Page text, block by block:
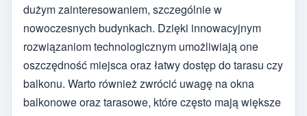
dużym zainteresowaniem, szczególnie w
nowoczesnych budynkach. Dzięki innowacyjnym
rozwiązaniom technologicznym umożliwiają one
oszczędność miejsca oraz łatwy dostęp do tarasu czy
balkonu. Warto również zwrócić uwagę na okna
balkonowe oraz tarasowe, które często mają większe